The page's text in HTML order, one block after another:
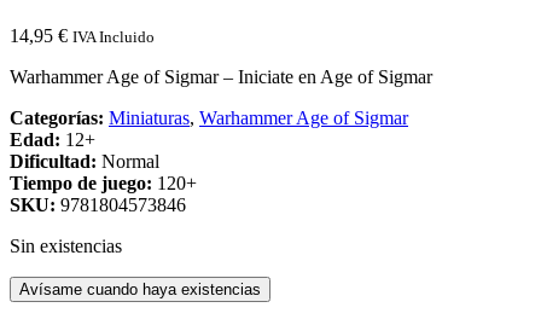
14,95 € IVA Incluido
Warhammer Age of Sigmar – Iniciate en Age of Sigmar
Categorías: Miniaturas, Warhammer Age of Sigmar
Edad: 12+
Dificultad: Normal
Tiempo de juego: 120+
SKU: 9781804573846
Sin existencias
Avísame cuando haya existencias